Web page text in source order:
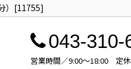
）[11755]
043-310-
営業時間／9:00～18:00 定